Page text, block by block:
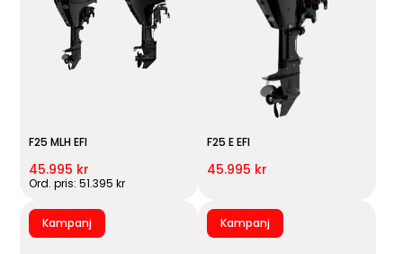
F25 MLH EFI
45.995 kr
Ord. pris: 51.395 kr
F25 E EFI
45.995 kr
Kampanj Kampanj